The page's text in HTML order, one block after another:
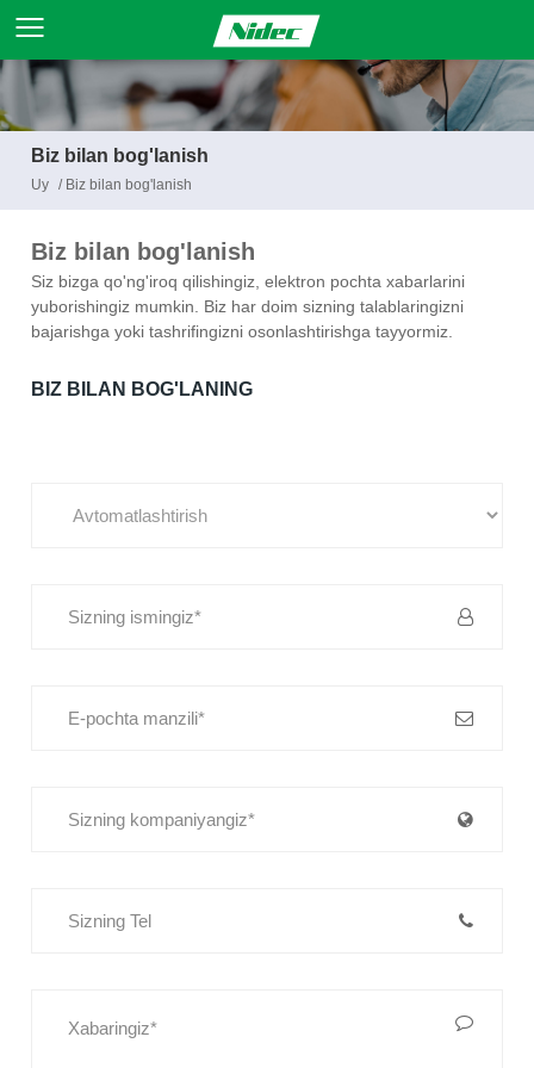
Biz bilan bog'lanish
Uy / Biz bilan bog'lanish
Biz bilan bog'lanish
Siz bizga qo'ng'iroq qilishingiz, elektron pochta xabarlarini
yuborishingiz mumkin. Biz har doim sizning talablaringizni
bajarishga yoki tashrifingizni osonlashtirishga tayyormiz.
BIZ BILAN BOG'LANING